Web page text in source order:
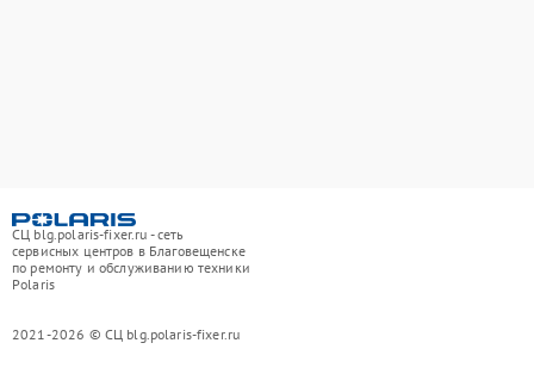
СЦ blg.polaris-fixer.ru - сеть
сервисных центров в Благовещенске
по ремонту и обслуживанию техники
Polaris
2021-2026 © СЦ blg.polaris-fixer.ru